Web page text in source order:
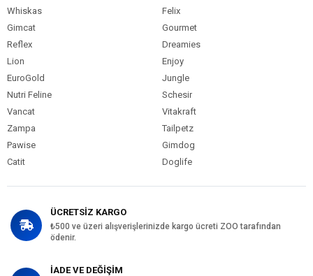
Whiskas
Felix
Gimcat
Gourmet
Reflex
Dreamies
Lion
Enjoy
EuroGold
Jungle
Nutri Feline
Schesir
Vancat
Vitakraft
Zampa
Tailpetz
Pawise
Gimdog
Catit
Doglife
ÜCRETSİZ KARGO
₺500 ve üzeri alışverişlerinizde kargo ücreti ZOO tarafından
ödenir.
İADE VE DEĞİŞİM